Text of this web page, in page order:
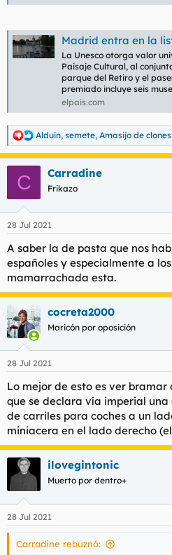
Madrid entra en la
La Unesco otorga valor
Paisaje Cultural, al
parque del Retiro y el
premiado incluye seis
elpais.com
R
e
e
:
Alduin, semete, Amasijo de clones
C Carradine
Frikazo
28 Jul 2021
A saber la de pasta que nos
españoles y especialmente a
mamarrachada esta.
cocreta2000
Maricón por oposición
28 Jul 2021
Lo mejor de esto es ver bramar
que se declara vía imperial
de carriles para coches a un
miniacera en el lado derecho
ilovegintonic
Muerto por dentro+
28 Jul 2021
Carradine rebuznó: